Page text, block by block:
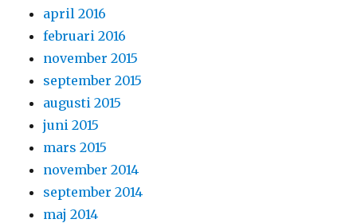
april 2016
februari 2016
november 2015
september 2015
augusti 2015
juni 2015
mars 2015
november 2014
september 2014
maj 2014